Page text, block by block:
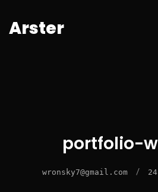
Arster
portfolio-
wronsky7@gmail.com /